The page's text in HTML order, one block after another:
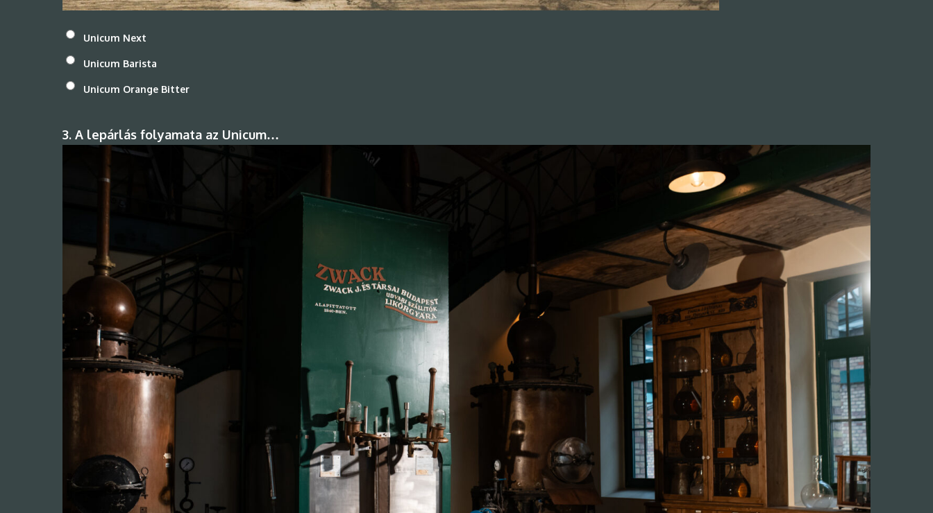
Unicum Next
Unicum Barista
Unicum Orange Bitter
3. A lepárlás folyamata az Unicum…